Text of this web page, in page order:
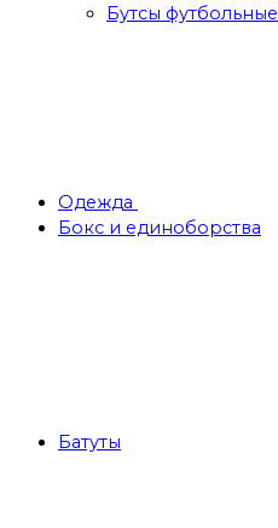
Бутсы футбольные
Одежда
Бокс и единоборства
Батуты